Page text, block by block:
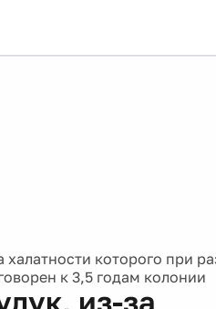
которого при
к 3,5 годам колонии
из-за